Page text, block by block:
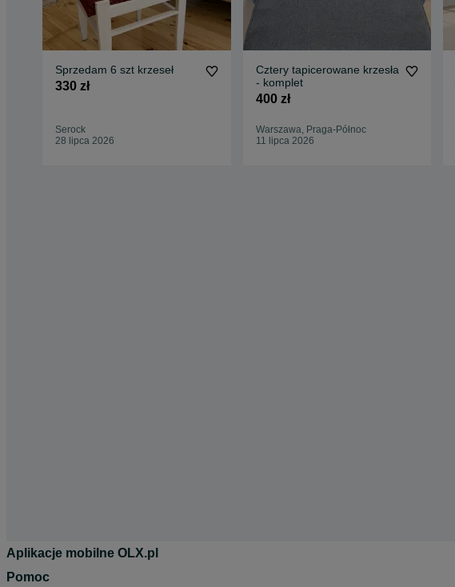
Sprzedam 6 szt krzeseł
330 zł
Serock
28 lipca 2026
Cztery tapicerowane krzesła
- komplet
400 zł
Warszawa, Praga-Północ
11 lipca 2026
Aplikacje mobilne OLX.pl
Pomoc